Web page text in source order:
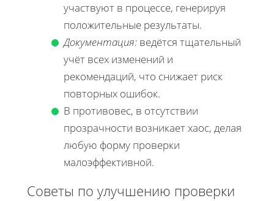
участвуют в процессе, генерируя
положительные результаты.
Документация: ведётся тщательный
учёт всех изменений и
рекомендаций, что снижает риск
повторных ошибок.
В противовес, в отсутствии
прозрачности возникает хаос, делая
любую форму проверки
малоэффективной.
Советы по улучшению проверки